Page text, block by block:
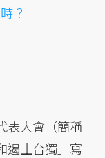
？
表大會（簡稱
遏止台獨」寫